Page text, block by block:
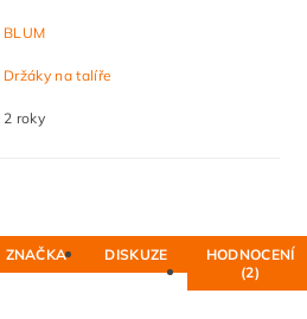
BLUM
Držáky na talíře
2 roky
ZNAČKA DISKUZE
HODNOCENÍ
(2)